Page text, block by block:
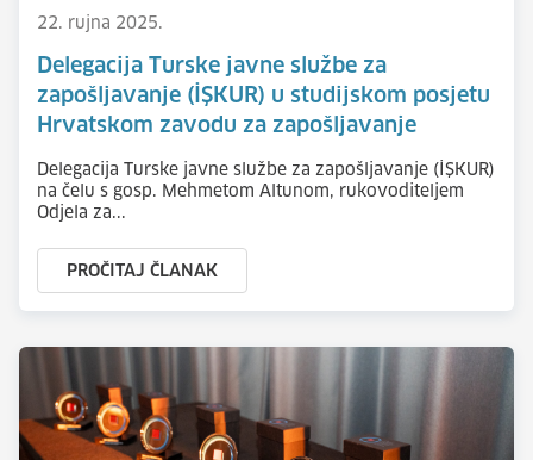
22. rujna 2025.
Delegacija Turske javne službe za
zapošljavanje (İŞKUR) u studijskom posjetu
Hrvatskom zavodu za zapošljavanje
Delegacija Turske javne službe za zapošljavanje (İŞKUR)
na čelu s gosp. Mehmetom Altunom, rukovoditeljem
Odjela za...
PROČITAJ ČLANAK